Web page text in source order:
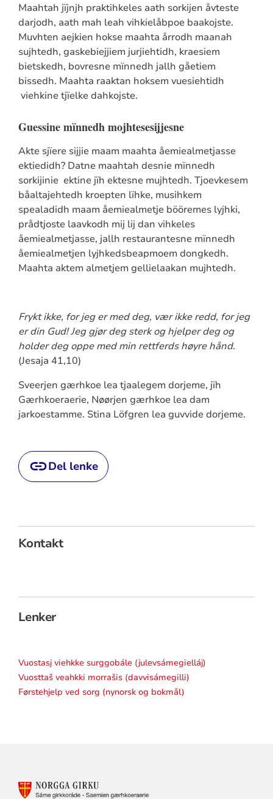
Maahtah jïjnjh praktihkeles aath sorkijen åvteste
darjodh, aath mah leah vihkielåbpoe baakojste.
Muvhten aejkien hokse maahta årrodh maanah
sujhtedh, gaskebiejjiem jurjiehtidh, kraesiem
bietskedh, bovresne mïnnedh jallh gåetiem
bissedh. Maahta raaktan hoksem vuesiehtidh
viehkine tjïelke dahkojste.
Guessine mïnnedh mojhtesesijjesne
Akte sjïere sijjie maam maahta åemiealmetjasse
ektiedidh? Datne maahtah desnie mïnnedh
sorkijinie ektine jïh ektesne mujhtedh. Tjoevkesem
båaltajehtedh kroepten lïhke, musihkem
spealadidh maam åemiealmetje bööremes lyjhki,
prådtjoste laavkodh mij lij dan vihkeles
åemiealmetjasse, jallh restaurantesne mïnnedh
åemiealmetjen lyjhkedsbeapmoem dongkedh.
Maahta aktem almetjem gellielaakan mujhtedh.
Frykt ikke, for jeg er med deg, vær ikke redd, for jeg
er din Gud! Jeg gjør deg sterk og hjelper deg og
holder deg oppe med min rettferds høyre hånd.
(Jesaja 41,10)
Sveerjen gærhkoe lea tjaalegem dorjeme, jïh
Gærhkoeraerie, Nøørjen gærhkoe lea dam
jarkoestamme. Stina Löfgren lea guvvide dorjeme.
Del lenke
Kontakt
Lenker
Vuostasj viehkke surggobále (julevsámegielláj)
Vuosttaš veahkki morrašis (davvisámegilli)
Førstehjelp ved sorg (nynorsk og bokmål)